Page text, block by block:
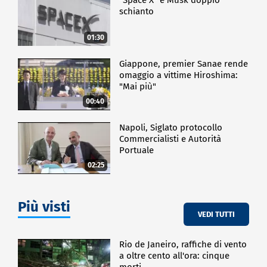
CULTURA
01:30
schianto
00:40
Giappone, premier Sanae rende
omaggio a vittime Hiroshima:
"Mai più"
02:25
Napoli, Siglato protocollo
Commercialisti e Autorità
Portuale
Più visti VEDI TUTTI
Rio de Janeiro, raffiche di vento
a oltre cento all'ora: cinque